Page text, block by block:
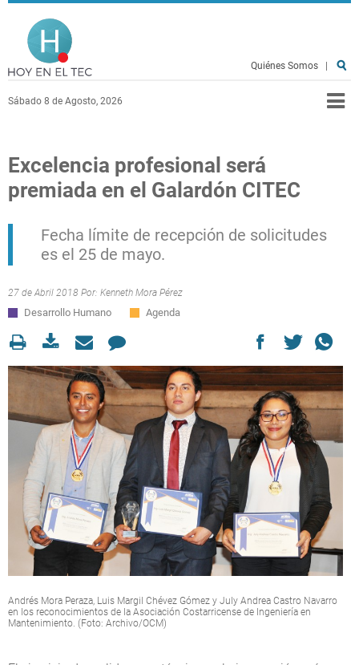
Pasar al contenido principal
Sábado 8 de Agosto, 2026
Quiénes Somos
Excelencia profesional será
premiada en el Galardón CITEC
Fecha límite de recepción de solicitudes
es el 25 de mayo.
27 de Abril 2018 Por: Kenneth Mora Pérez
Desarrollo Humano Agenda
Andrés Mora Peraza, Luis Margil Chévez Gómez y July Andrea Castro Navarro
en los reconocimientos de la Asociación Costarricense de Ingeniería en
Mantenimiento. (Foto: Archivo/OCM)